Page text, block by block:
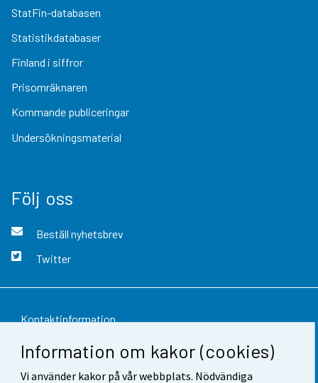
Information om kakor (cookies)
Vi använder kakor på vår webbplats. Nödvändiga
StatFin-databasen
Statistikdatabaser
Finland i siffror
Prisomräknaren
Kommande publiceringar
Undersökningsmaterial
Följ oss
Beställ nyhetsbrev
Twitter
Kontaktinformation
Respons
Användarvillkor